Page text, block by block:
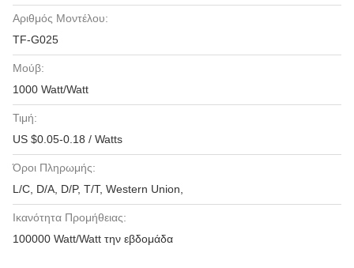
Αριθμός Μοντέλου:
TF-G025
Μούβ:
1000 Watt/Watt
Τιμή:
US $0.05-0.18 / Watts
Όροι Πληρωμής:
L/C, D/A, D/P, T/T, Western Union,
Ικανότητα Προμήθειας:
100000 Watt/Watt την εβδομάδα